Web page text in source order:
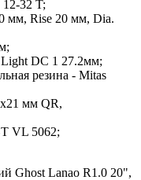
32 T;
мм, Rise 20 мм, Dia.
DC 1 27.2мм;
резина - Mitas
мм QR,
VL 5062;
Ghost Lanao R1.0 20",